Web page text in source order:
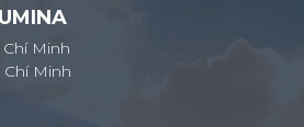
Minh
Minh